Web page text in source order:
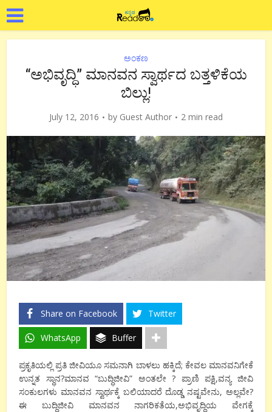
ಅಂಕಣ
“ಅಭಿವೃದ್ಧಿ” ಮಾನವನ ಸ್ವಾರ್ಥದ ಬತ್ತಳಿಕೆಯ
ಬಿಲ್ಲು!
July 12, 2016 by Guest Author 2 min read
Share on Facebook Twitter
WhatsApp Buffer
ಪ್ರಕೃತಿಯಲ್ಲಿ ಪ್ರತಿ ಜೀವಿಯೂ ಸಮನಾಗಿ ಬಾಳಲು ಹಕ್ಕಿದೆ; ಕೇವಲ ಮಾನವನಿಗೇಕೆ
ಉನ್ನತ ಸ್ಥಾನ?ಮಾನವ “ಬುದ್ಧಿಜೀವಿ” ಅಂತಲೇ ? ಪ್ರಾಣಿ ಪಕ್ಷಿ,ವನ್ಯ ಜೀವಿ
ಸಂಕುಲಗಳು ಮಾನವನ ಸ್ವಾರ್ಥಕ್ಕೆ ಬಲಿಯಾದರೆ ದೊಡ್ಡ ನಷ್ಟವೇನು, ಅಲ್ಲವೇ?
ಈ ಬುದ್ಧಿಜೀವಿ ಮಾನವನ ನಾಗರಿಕತೆಯ,ಅಭಿವೃದ್ಧಿಯ ವೇಗಕ್ಕೆ